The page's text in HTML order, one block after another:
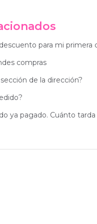
para mi primera
compras
de la dirección?
ya pagado. Cuánto